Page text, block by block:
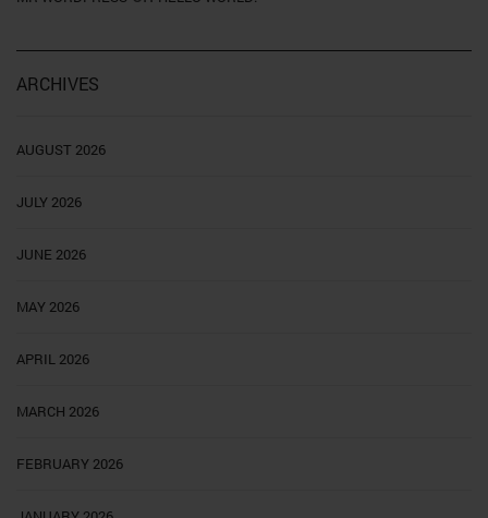
ARCHIVES
AUGUST 2026
JULY 2026
JUNE 2026
MAY 2026
APRIL 2026
MARCH 2026
FEBRUARY 2026